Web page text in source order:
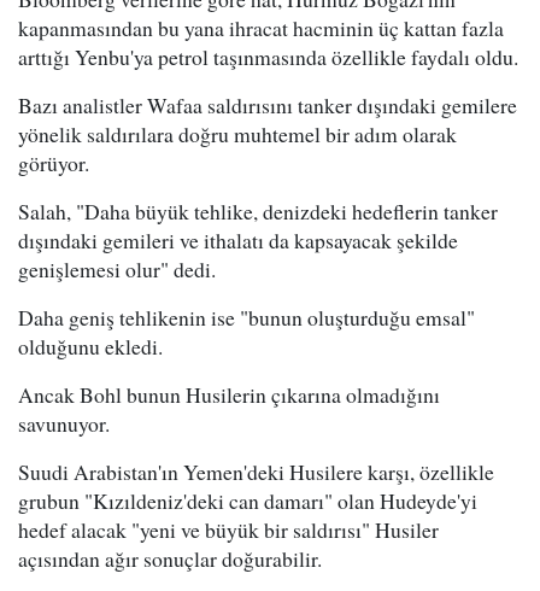
kapanmasından bu yana ihracat hacminin üç kattan fazla
arttığı Yenbu'ya petrol taşınmasında özellikle faydalı oldu.
Bazı analistler Wafaa saldırısını tanker dışındaki gemilere
yönelik saldırılara doğru muhtemel bir adım olarak
görüyor.
Salah, "Daha büyük tehlike, denizdeki hedeflerin tanker
dışındaki gemileri ve ithalatı da kapsayacak şekilde
genişlemesi olur" dedi.
Daha geniş tehlikenin ise "bunun oluşturduğu emsal"
olduğunu ekledi.
Ancak Bohl bunun Husilerin çıkarına olmadığını
savunuyor.
Suudi Arabistan'ın Yemen'deki Husilere karşı, özellikle
grubun "Kızıldeniz'deki can damarı" olan Hudeyde'yi
hedef alacak "yeni ve büyük bir saldırısı" Husiler
açısından ağır sonuçlar doğurabilir.